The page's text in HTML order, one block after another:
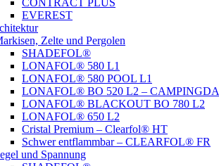
CONTRACT PLUS
EVEREST
Zelte und Pergolen
SHADEFOL®
LONAFOL® 580 L1
LONAFOL® 580 POOL L1
LONAFOL® BO 520 L2 –
LONAFOL® BLACKOUT BO 780 L2
LONAFOL® 650 L2
Cristal Premium – Clearfol® HT
Schwer entflammbar – CLEARFOL® FR
und Spannung